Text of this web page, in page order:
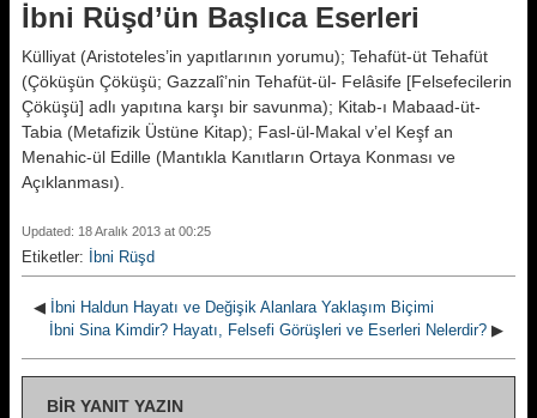
İbni Rüşd’ün Başlıca Eserleri
Külliyat (Aristoteles’in yapıtlarının yorumu); Tehafüt-üt Tehafüt
(Çökü­şün Çöküşü; Gazzalî’nin Tehafüt-ül- Felâsife [Felsefecilerin
Çöküşü] adlı yapıtına karşı bir savunma); Kitab-ı Mabaad-üt-
Tabia (Metafizik Üstüne Kitap); Fasl-ül-Makal v’el Keşf an
Menahic-ül Edille (Mantıkla Kanıtla­rın Ortaya Konması ve
Açıklanması).
Updated: 18 Aralık 2013 at 00:25
Etiketler: İbni Rüşd
◀
İbni Haldun Hayatı ve Değişik Alanlara Yaklaşım Biçimi
İbni Sina Kimdir? Hayatı, Felsefi Görüşleri ve Eserleri Nelerdir? ▶
BIR YANIT YAZIN